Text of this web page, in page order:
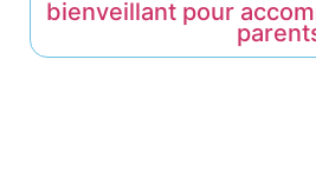
bienveillant pour